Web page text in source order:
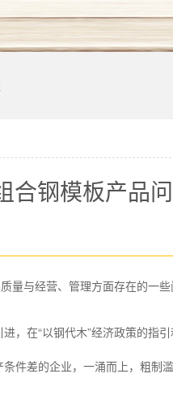
合钢模板产品
与经营、管理方面存在的一些
在“以钢代木”经济政策的指
件差的企业，一涌而上，粗制